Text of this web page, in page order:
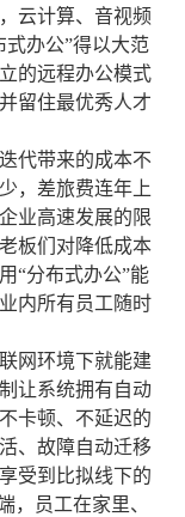
云计算、音视频
办公”得以大范
的远程办公模式
留住最优秀人才
代带来的成本不
，差旅费连年上
业高速发展的限
板们对降低成本
“分布式办公”能
内所有员工随时
网环境下就能建
让系统拥有自动
卡顿、不延迟的
、故障自动迁移
受到比拟线下的
，员工在家里、